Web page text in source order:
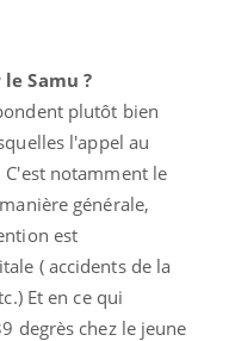
Samu ?
plutôt bien
l'appel au
notamment le
générale,
est
( accidents de la
Et en ce qui
degrès chez le jeune